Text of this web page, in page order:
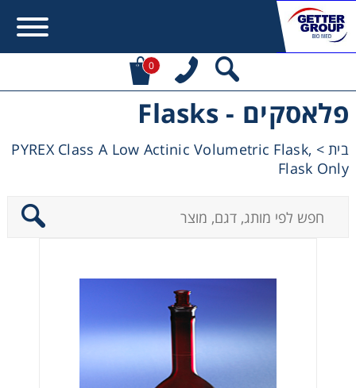
0
פלאסקים - Flasks
בית>
PYREX Class A Low Actinic Volumetric Flask,
Flask Only
Contact form not found.
מעונין לקבל הצעת מחיר או מידע עבור:
Cooling